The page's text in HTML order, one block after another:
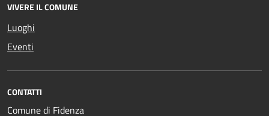
VIVERE IL COMUNE
Luoghi
Eventi
CONTATTI
Comune di Fidenza